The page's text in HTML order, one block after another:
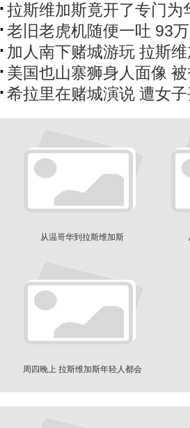
拉斯维加斯竟开了专门为
老旧老虎机随便一吐 93
加人南下赌城游玩 拉斯
美国也山寨狮身人面像
希拉里在赌城演说 遭女
从温哥华到拉斯维加斯
周四晚上 拉斯维加斯年轻人都会